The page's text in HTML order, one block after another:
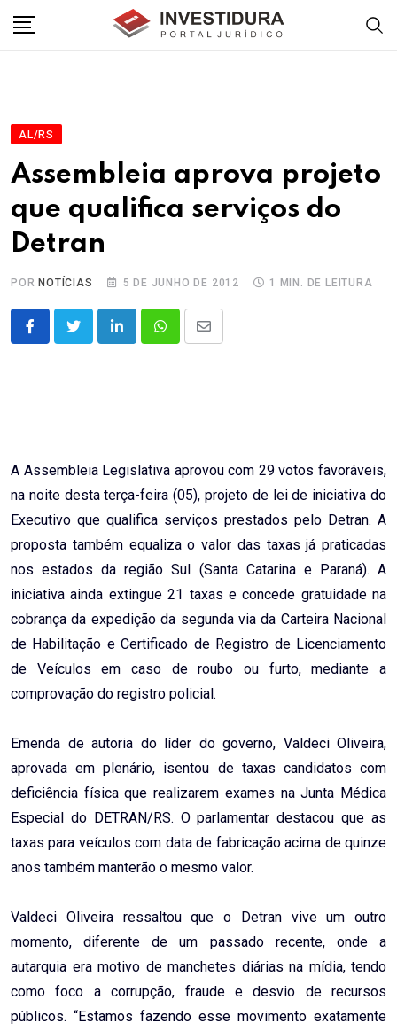
AL/RS
Assembleia aprova projeto
que qualifica serviços do
Detran
POR NOTÍCIAS 5 DE JUNHO DE 2012 1 MIN. DE LEITURA
LinkedInWhatsappShare
A Assembleia Legislativa aprovou com 29 votos favoráveis,
na noite desta terça-feira (05), projeto de lei de iniciativa do
Executivo que qualifica serviços prestados pelo Detran. A
proposta também equaliza o valor das taxas já praticadas
nos estados da região Sul (Santa Catarina e Paraná). A
iniciativa ainda extingue 21 taxas e concede gratuidade na
cobrança da expedição da segunda via da Carteira Nacional
de Habilitação e Certificado de Registro de Licenciamento
de Veículos em caso de roubo ou furto, mediante a
comprovação do registro policial.
Emenda de autoria do líder do governo, Valdeci Oliveira,
aprovada em plenário, isentou de taxas candidatos com
deficiência física que realizarem exames na Junta Médica
Especial do DETRAN/RS. O parlamentar destacou que as
taxas para veículos com data de fabricação acima de quinze
anos também manterão o mesmo valor.
Valdeci Oliveira ressaltou que o Detran vive um outro
momento, diferente de um passado recente, onde a
autarquia era motivo de manchetes diárias na mídia, tendo
como foco a corrupção, fraude e desvio de recursos
públicos. “Estamos fazendo esse movimento exatamente